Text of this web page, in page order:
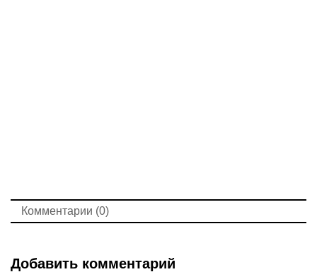
Комментарии (0)
Добавить комментарий